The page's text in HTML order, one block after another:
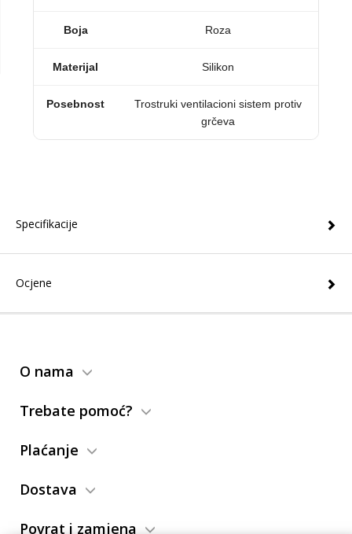
Boja Roza
Materijal Silikon
Posebnost
Trostruki ventilacioni sistem protiv
grčeva
Specifikacije
Ocjene
O nama
Trebate pomoć?
Plaćanje
Dostava
Povrat i zamjena